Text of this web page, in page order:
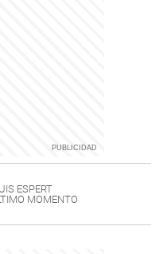
ESPERT
MOMENTO